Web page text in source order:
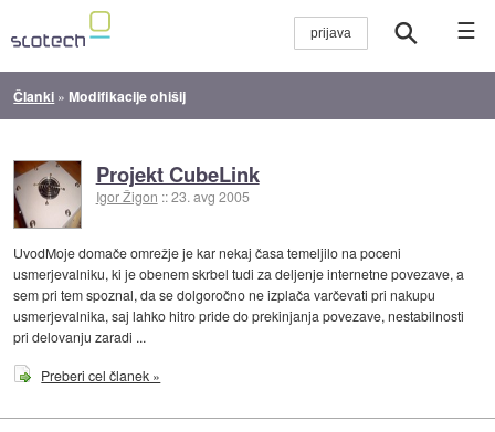
☰
Članki »Modifikacije ohišij
Projekt CubeLink
Igor Žigon ::23. avg 2005
UvodMoje domače omrežje je kar nekaj časa temeljilo na poceni
usmerjevalniku, ki je obenem skrbel tudi za deljenje internetne povezave, a
sem pri tem spoznal, da se dolgoročno ne izplača varčevati pri nakupu
usmerjevalnika, saj lahko hitro pride do prekinjanja povezave, nestabilnosti
pri delovanju zaradi ...
Preberi cel članek »